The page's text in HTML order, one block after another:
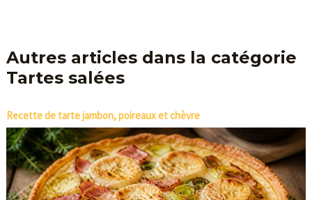
Autres articles dans la catégorie
Tartes salées
Recette de tarte jambon, poireaux et chèvre